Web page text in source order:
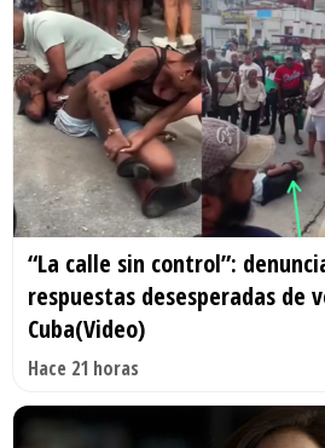
“La calle sin control”:
respuestas desesperadas de
Cuba(Video)
Hace 21 horas